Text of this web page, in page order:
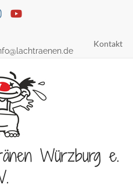
Kontakt
Würzburg e.